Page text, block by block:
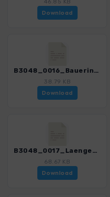
46.85 KB
Download
B3048_0016_BauerinderAu_3048_3.gpx
38.79 KB
Download
B3048_0017_Laengentalalm_3048_3.gpx
68.67 KB
Download